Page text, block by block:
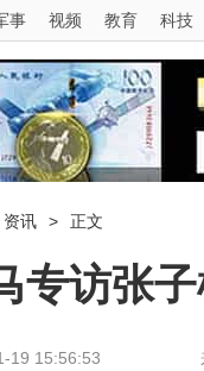
事 视频 教育 科技
资讯 > 正文
专访张
19 15:56:53